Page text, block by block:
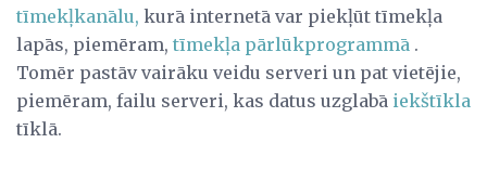
tīmekļkanālu, kurā internetā var piekļūt tīmekļa
lapās, piemēram, tīmekļa pārlūkprogrammā .
Tomēr pastāv vairāku veidu serveri un pat vietējie,
piemēram, failu serveri, kas datus uzglabā iekštīkla
tīklā.